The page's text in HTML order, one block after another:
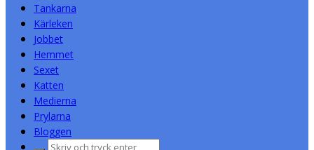
Tankarna
Kärleken
Jobbet
Hemmet
Sexet
Katten
Medierna
Prylarna
Bloggen
Sök